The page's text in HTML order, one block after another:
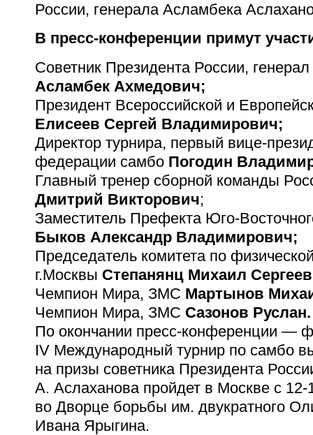
России, генерала Асламбека
В пресс-конференции примут
Советник Президента России, генерал
Асламбек Ахмедович;
Президент Всероссийской и
Елисеев Сергей Владимирович;
Директор турнира, первый вице-
федерации самбо Погодин
Главный тренер сборной команды
Дмитрий Викторович;
Заместитель Префекта Юго-
Быков Александр Владимирович;
Председатель комитета по
г.Москвы Степанянц Михаил
Чемпион Мира, ЗМС Мартынов
Чемпион Мира, ЗМС Сазонов Руслан.
По окончании пресс-конференции —
IV Международный турнир по самбо
на призы советника Президента
А. Аслаханова пройдет в Москве с 12-
во Дворце борьбы им. двукратного
Ивана Ярыгина.